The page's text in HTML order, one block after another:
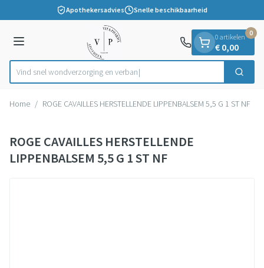
Ga naar de inhoudApothekersadvies Snelle beschikbaarheid
Menu
Product, merk, categorie...
Vind snel wondverzorging e Zoek
0 artikelen
€ 0,00
0
Home / ROGE CAVAILLES HERSTELLENDE LIPPENBALSEM 5,5 G 1 ST NF
ROGE CAVAILLES HERSTELLENDE
LIPPENBALSEM 5,5 G 1 ST NF